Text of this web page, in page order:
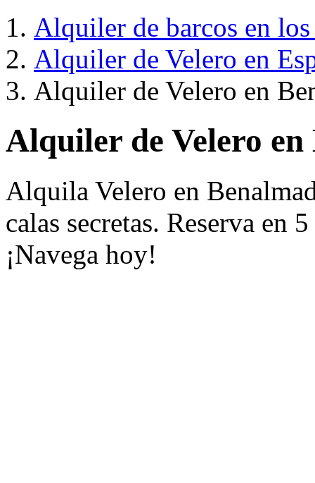
Alquiler de barcos en
Alquiler de Velero en
Alquiler de Velero en
Alquiler de Velero en
Alquila Velero en
calas secretas. Reserva en
¡Navega hoy!